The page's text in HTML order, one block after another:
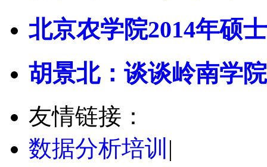
北京农学院2014年硕士
胡景北：谈谈岭南学
友情链接：
数据分析培训 |